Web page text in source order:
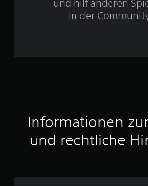
und hilf anderen
in der
Informationen
und rechtliche